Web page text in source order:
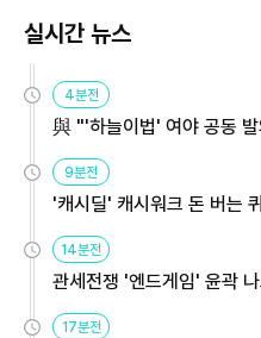
실시간 뉴스
4분전
與 "'하늘이법' 여야 공동
9분전
'캐시딜' 캐시워크 돈 버는
14분전
관세전쟁 '엔드게임' 윤곽
용해야
17분전